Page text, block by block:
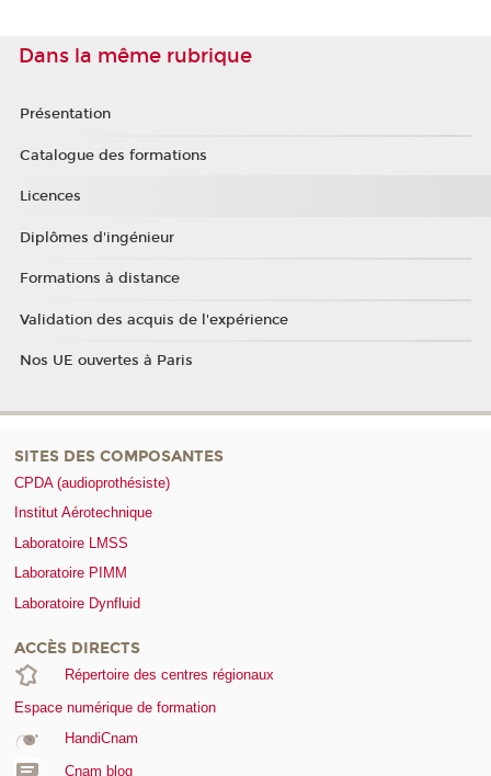
Dans la même rubrique
Présentation
Catalogue des formations
Licences
Diplômes d'ingénieur
Formations à distance
Validation des acquis de l'expérience
Nos UE ouvertes à Paris
SITES DES COMPOSANTES
CPDA (audioprothésiste)
Institut Aérotechnique
Laboratoire LMSS
Laboratoire PIMM
Laboratoire Dynfluid
ACCÈS DIRECTS
Répertoire des centres régionaux
Espace numérique de formation
HandiCnam
Cnam blog